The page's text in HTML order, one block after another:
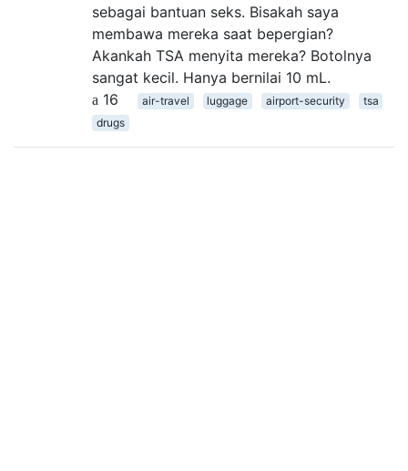
sebagai bantuan seks. Bisakah saya
membawa mereka saat bepergian?
Akankah TSA menyita mereka? Botolnya
sangat kecil. Hanya bernilai 10 mL.
16
air-travel luggage airport-security
tsa
drugs